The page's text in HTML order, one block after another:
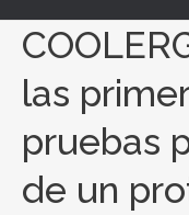
las
pruebas
de un